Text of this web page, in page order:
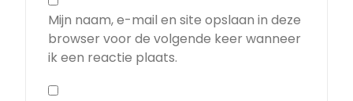
Mijn naam, e-mail en site opslaan in deze
browser voor de volgende keer wanneer
ik een reactie plaats.